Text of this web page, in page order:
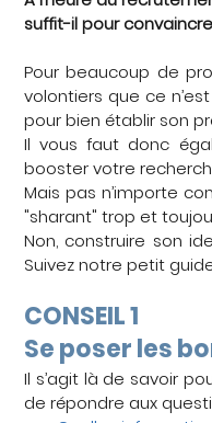
suffit-il pour
Pour beaucoup de
volontiers que ce
pour bien établir son
Il vous faut donc
booster votre
Mais pas n’importe
"sharant" trop et
Non, construire son
Suivez notre petit
CONSEIL 1
Se poser les
Il s’agit là de savoir
de répondre aux